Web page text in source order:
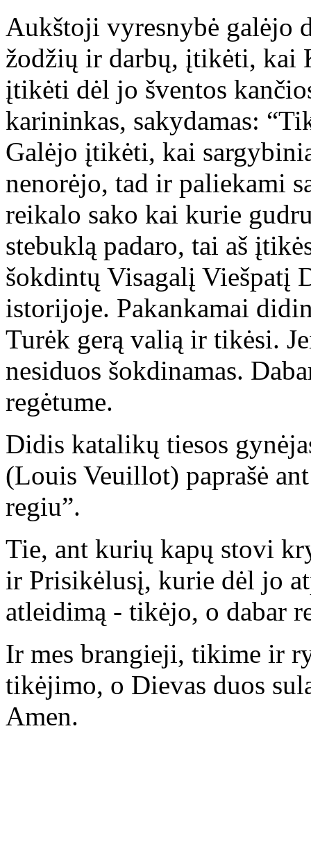
Aukštoji vyresnybė galėjo
žodžių ir darbų, įtikėti, kai
įtikėti dėl jo šventos
karininkas, sakydamas:
Galėjo įtikėti, kai
nenorėjo, tad ir paliekami
reikalo sako kai kurie
stebuklą padaro, tai aš
šokdintų Visagalį Viešpatį
istorijoje. Pakankamai
Turėk gerą valią ir tikėsi.
nesiduos šokdinamas.
regėtume.
Didis katalikų tiesos
(Louis Veuillot) paprašė
regiu”.
Tie, ant kurių kapų stovi
ir Prisikėlusį, kurie dėl jo
atleidimą - tikėjo, o dabar
Ir mes brangieji, tikime ir
tikėjimo, o Dievas duos
Amen.